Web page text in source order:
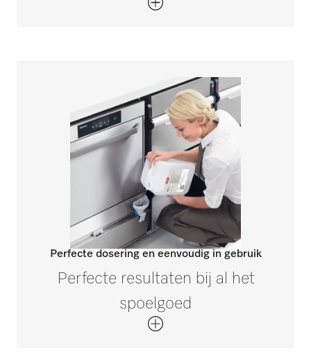
Perfecte dosering en eenvoudig in gebruik
Perfecte resultaten bij al het
spoelgoed